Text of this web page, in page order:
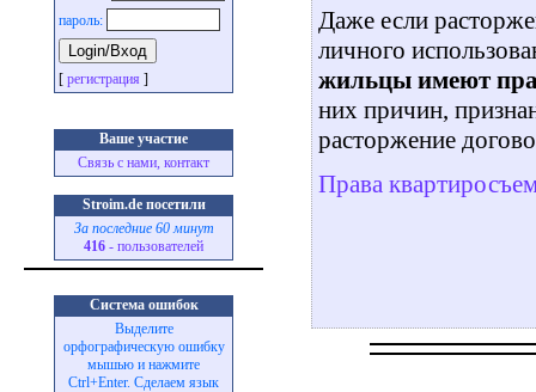
пароль:
[ регистрация ]
Ваше участие
Связь с нами, контакт
Stroim.de посетили
За последние 60 минут
416 - пользователей
Система ошибок
Выделите
орфографическую ошибку
мышью и нажмите
Ctrl+Enter. Сделаем язык
Даже если
личного
жильцы имеют
них причин,
расторжение
Права